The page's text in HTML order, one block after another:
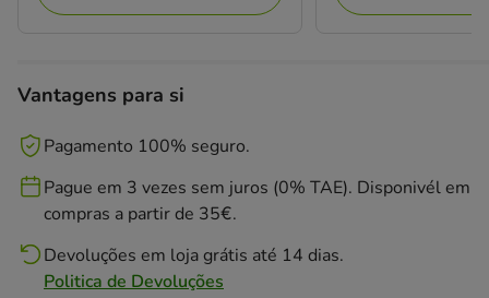
Vantagens para si
Pagamento 100% seguro.
Pague em 3 vezes sem juros (0% TAE). Disponivél em
compras a partir de 35€.
Devoluções em loja grátis até 14 dias.
Politica de Devoluções